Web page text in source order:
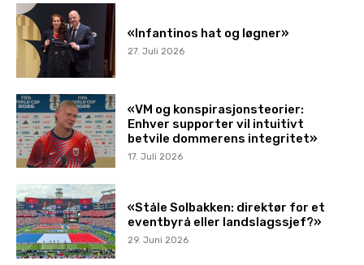
«Infantinos hat og løgner»
27. Juli 2026
«VM og konspirasjonsteorier:
Enhver supporter vil intuitivt
betvile dommerens integritet»
17. Juli 2026
«Ståle Solbakken: direktør for et
eventbyrå eller landslagssjef?»
29. Juni 2026